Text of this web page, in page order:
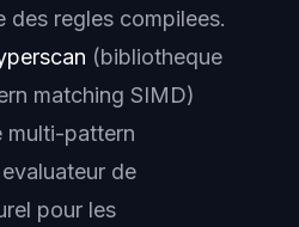
des regles compilees.
(bibliotheque
matching SIMD)
multi-pattern
de
pour les